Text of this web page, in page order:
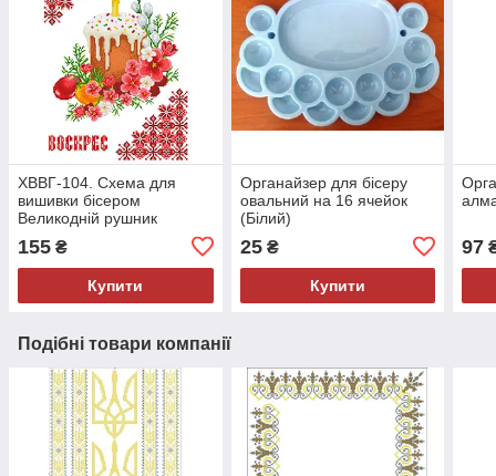
ХВВГ-104. Схема для
вишивки бісером
Великодній рушник
155 ₴
Купити
Органайзер для бісеру
овальний на 16 ячейок
(Білий)
25₴
Купити
97
Подібні товари компанії